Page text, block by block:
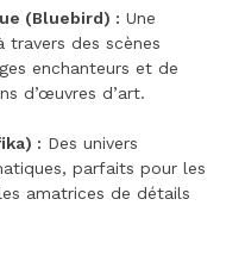
(Bluebird) : Une
travers des scènes
enchanteurs et de
d’œuvres d’art.
: Des univers
parfaits pour les
amatrices de détails